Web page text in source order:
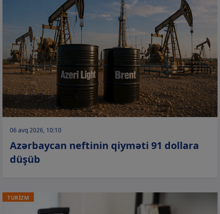
06 avq 2026, 10:10
Azərbaycan neftinin qiyməti 91 dollara
düşüb
TURİZM